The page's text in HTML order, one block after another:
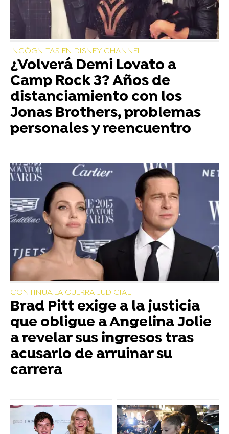
INCÓGNITAS EN DISNEY CHANNEL
¿Volverá Demi Lovato a
Camp Rock 3? Años de
distanciamiento con los
Jonas Brothers, problemas
personales y reencuentro
CONTINUA LA GUERRA JUDICIAL
Brad Pitt exige a la justicia
que obligue a Angelina Jolie
a revelar sus ingresos tras
acusarlo de arruinar su
carrera